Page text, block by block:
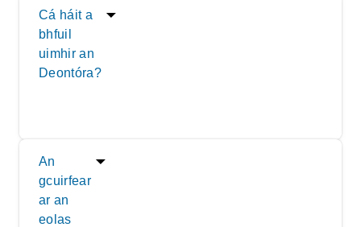
Cá háit a
bhfuil
uimhir an
Deontóra?
An
gcuirfear
ar an
eolas